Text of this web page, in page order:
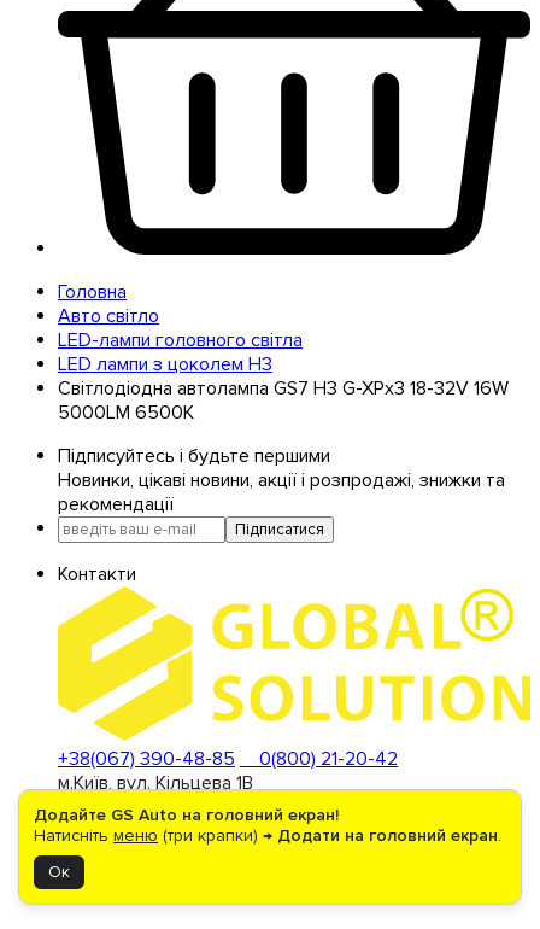
Додайте GS Auto на головний екран!
Натисніть меню (три крапки) → Додати на головний екран.
Ок
Головна
Авто світло
LED-лампи головного світла
LED лампи з цоколем H3
Світлодіодна автолампа GS7 H3 G-XPx3 18-32V 16W
5000LM 6500K
Підписуйтесь і будьте першими
Новинки, цікаві новини, акції і розпродажі, знижки та
рекомендації
Підписатися
Контакти
+38(067) 390-48-85
0(800) 21-20-42
м.Київ, вул. Кільцева 1В
(Стоянка ТЦ "METRO")